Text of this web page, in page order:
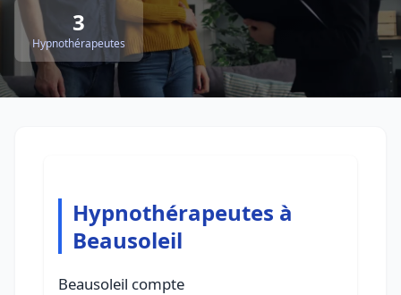
3
Hypnothérapeutes
Hypnothérapeutes à
Beausoleil
Beausoleil compte